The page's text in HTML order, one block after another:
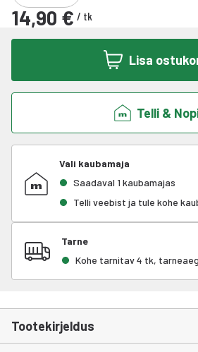
14,90 € / tk
Lisa
Telli &
Vali kaubamaja
Saadaval 1 kaubamajas
Telli veebist ja tule kohe
Tarne
Kohe tarnitav 4 tk,
Tootekirjeldus